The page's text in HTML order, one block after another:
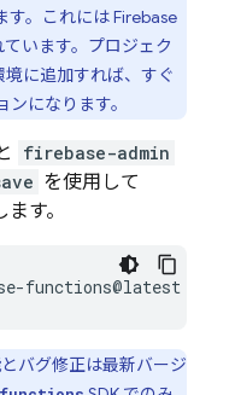
す。これにはFirebase
います。プロジェク
境に追加すれば、すぐ
になります。
firebase-admin
を使用して
す。
functions@latest
バグ修正は最新バージ